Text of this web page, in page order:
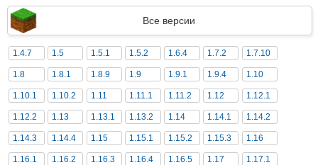
Все версии
1.4.7 1.5 1.5.1 1.5.2 1.6.4 1.7.2 1.7.10
1.8 1.8.1 1.8.9 1.9 1.9.1 1.9.4 1.10
1.10.1 1.10.2 1.11 1.11.1 1.11.2 1.12 1.12.1
1.12.2 1.13 1.13.1 1.13.2 1.14 1.14.1 1.14.2
1.14.3 1.14.4 1.15 1.15.1 1.15.2 1.15.3 1.16
1.16.1 1.16.2 1.16.3 1.16.4 1.16.5 1.17 1.17.1